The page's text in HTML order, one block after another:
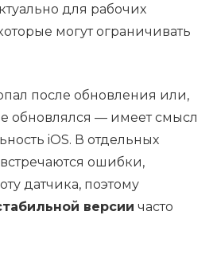
для рабочих
могут ограничивать
после обновления или,
обновлялся — имеет смысл
iOS. В отдельных
ошибки,
датчика, поэтому
версии часто